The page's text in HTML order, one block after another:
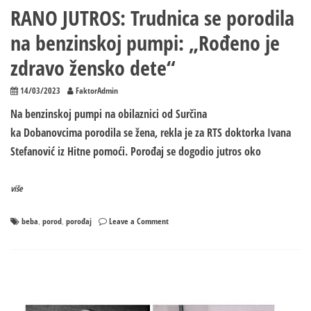
RANO JUTROS: Trudnica se porodila
na benzinskoj pumpi: „Rođeno je
zdravo žensko dete“
14/03/2023 FaktorAdmin
Na benzinskoj pumpi na obilaznici od Surčina
ka Dobanovcima porodila se žena, rekla je za RTS doktorka Ivana
Stefanović iz Hitne pomoći. Porođaj se dogodio jutros oko
više
beba, porod, porođaj Leave a Commenton
na